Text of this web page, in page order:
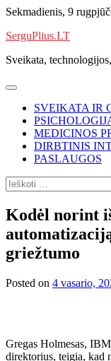
Skip
content
Sekmadienis, 9
SerguPlius.LT
Sveikata,
SVEIKATA IR
MEDICINOS
DIRBTINIS
PASLAUGOS
Ieškoti:
Kodėl norint
griežtumo
Posted on 4 vasario,
Gregas Holmesas,
direktorius, teigia, kad